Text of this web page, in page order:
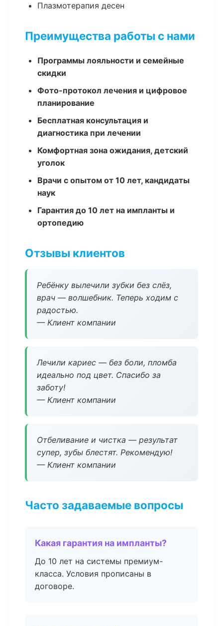
Плазмотерапия десен
Преимущества работы с нами
Программы лояльности и семейные
скидки
Фото-протокол лечения и цифровое
планирование
Бесплатная консультация и
диагностика при лечении
Комфортная зона ожидания, детский
уголок
Врачи с опытом от 10 лет, кандидаты
наук
Гарантия до 10 лет на импланты и
ортопедию
Отзывы клиентов
Ребёнку вылечили зубки без слёз,
врач — волшебник. Теперь ходим с
радостью.
— Клиент компании
Лечили кариес — без боли, пломба
идеально под цвет. Спасибо за
заботу!
— Клиент компании
Отбеливание и чистка — результат
супер, зубы блестят. Рекомендую!
— Клиент компании
Часто задаваемые вопросы
Какая гарантия на импланты?
До 10 лет на системы премиум-
класса. Условия прописаны в
договоре.